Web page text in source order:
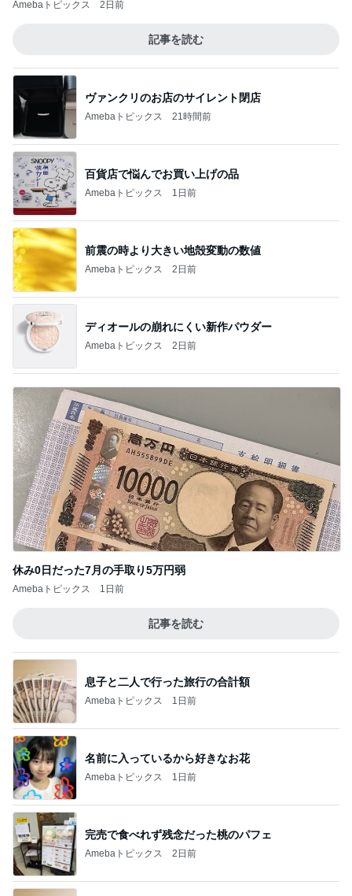
Amebaトピックス 2日前
記事を読む
ヴァンクリのお店のサイレント閉店
Amebaトピックス 21時間前
百貨店で悩んでお買い上げの品
Amebaトピックス 1日前
前震の時より大きい地殻変動の数値
Amebaトピックス 2日前
ディオールの崩れにくい新作パウダー
Amebaトピックス 2日前
休み0日だった7月の手取り5万円弱
Amebaトピックス 1日前
記事を読む
息子と二人で行った旅行の合計額
Amebaトピックス 1日前
名前に入っているから好きなお花
Amebaトピックス 1日前
完売で食べれず残念だった桃のパフェ
Amebaトピックス 2日前